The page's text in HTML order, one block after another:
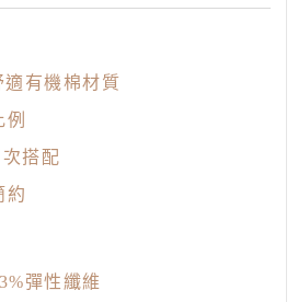
有機棉材質
搭配
約
彈性纖維